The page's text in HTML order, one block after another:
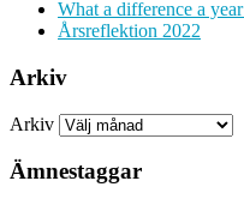
What a difference a
Årsreflektion 2022
Arkiv
Arkiv
Ämnestaggar